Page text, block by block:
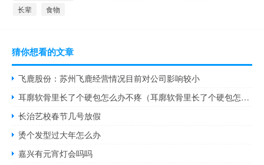
长辈 食物
猜你想看的文章
飞鹿股份：苏州飞鹿经营情况目前对公司影响较小
耳廓软骨里长了个硬包怎么办不疼（耳廓软骨里长了个硬包怎么办）
长治艺校春节几号放假
烫个发型过大年怎么办
嘉兴有元宵灯会吗吗